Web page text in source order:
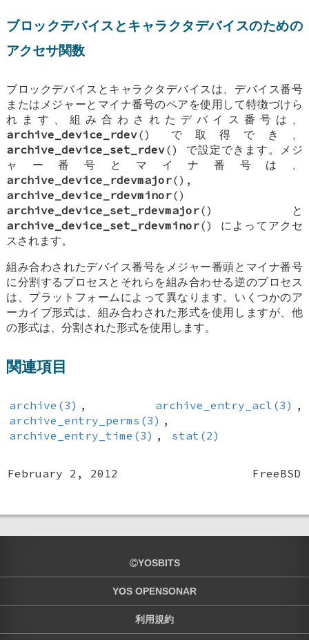
ブロックデバイスとキャラクタデバイスのための
アクセサ関数
ブロックデバイスとキャラクタデバイスは、デバイス番号
またはメジャーとマイナ番号のペアを使用して特徴づけら
れます、組み合わされたデバイス番号は、
archive_device_rdev() で取得でき、
archive_device_set_rdev() で設定できます。メジ
ャー番号とマイナ番号は、
archive_device_rdevmajor(),
archive_device_rdevminor()
archive_device_set_rdevmajor() と
archive_device_set_rdevminor() によってアクセ
スされます。
組み合わされたデバイス番号をメジャー番頭とマイナ番号
に分割するプロセスとそれらを組み合わせる逆のプロセス
は、プラットフォームによって異なります。いくつかのア
ーカイブ形式は、組み合わされた形式を使用しますが、他
の形式は、分割された形式を使用します。
関連項目
archive(3) , archive_entry_acl(3) ,
archive_entry_perms(3) ,
archive_entry_time(3) , stat(2)
February 2, 2012 FreeBSD
YOSBITS
YOS OPENSONAR
利用規約